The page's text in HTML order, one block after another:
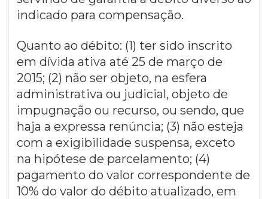
indicado para compensação.
Quanto ao débito: (1) ter sido inscrito
em dívida ativa até 25 de março de
2015; (2) não ser objeto, na esfera
administrativa ou judicial, objeto de
impugnação ou recurso, ou sendo, que
haja a expressa renúncia; (3) não esteja
com a exigibilidade suspensa, exceto
na hipótese de parcelamento; (4)
pagamento do valor correspondente de
10% do valor do débito atualizado, em